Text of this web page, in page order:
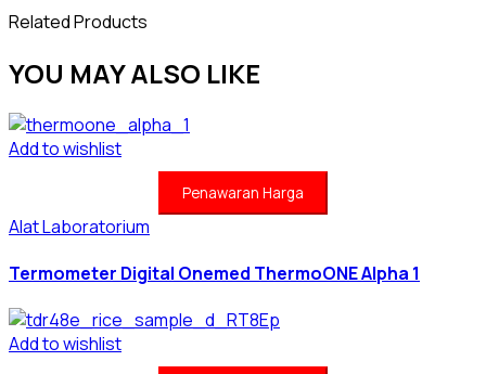
Related Products
YOU MAY ALSO LIKE
Add to wishlist
Penawaran Harga
Alat Laboratorium
Termometer Digital Onemed ThermoONE Alpha 1
Add to wishlist